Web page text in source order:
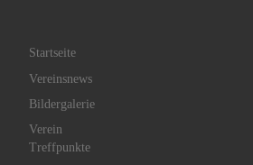
Startseite
Vereinsnews
Bildergalerie
Verein
Treffpunkte